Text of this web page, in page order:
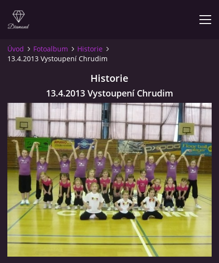
KONTAKT
TÝMY
DUO SPORTOVNÍ AEROBIK
JEDNOTLIVCI
KALENDÁŘ
VÝSLEDKY
Úvod Fotoalbum
Historie
13.4.2013 Vystoupení Chrudim
Historie
13.4.2013 Vystoupení Chrudim